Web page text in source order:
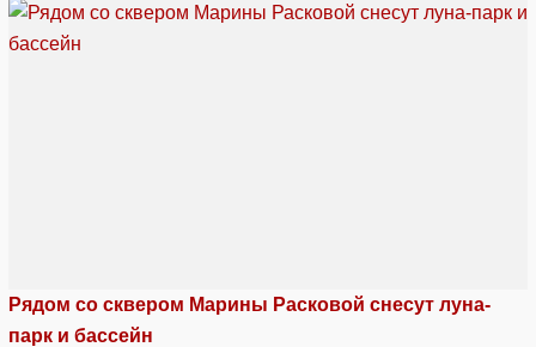
Рядом со сквером Марины Расковой снесут луна-
парк и бассейн